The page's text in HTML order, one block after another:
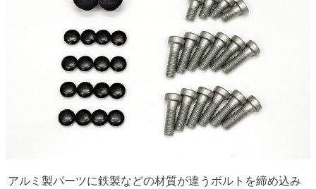
アルミ製パーツに鉄製などの材質が違うボルトを締め込み